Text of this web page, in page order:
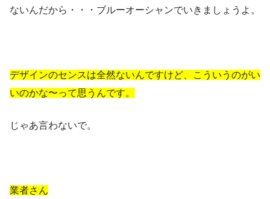
ないんだから・・・ブルーオーシャンでいきましょうよ。
デザインのセンスは全然ないんですけど、こういうのがい
いのかな〜って思うんです。
じゃあ言わないで。
業者さん